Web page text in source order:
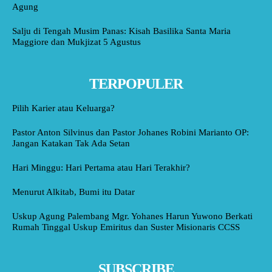
Agung
Salju di Tengah Musim Panas: Kisah Basilika Santa Maria
Maggiore dan Mukjizat 5 Agustus
TERPOPULER
Pilih Karier atau Keluarga?
Pastor Anton Silvinus dan Pastor Johanes Robini Marianto OP:
Jangan Katakan Tak Ada Setan
Hari Minggu: Hari Pertama atau Hari Terakhir?
Menurut Alkitab, Bumi itu Datar
Uskup Agung Palembang Mgr. Yohanes Harun Yuwono Berkati
Rumah Tinggal Uskup Emiritus dan Suster Misionaris CCSS